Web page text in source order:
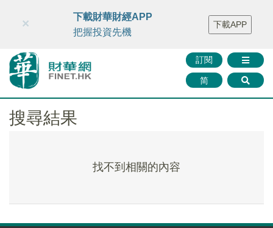
財華智庫網 FINTV FINMETA 財華證券 媒體矩陣
智庫沙龍
聯絡我們
訂閱
简
×
下載財華財經APP
把握投資先機
下載APP
搜尋結果
找不到相關的內容